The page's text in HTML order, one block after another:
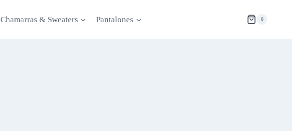
Chamarras & Sweaters Pantalones 0